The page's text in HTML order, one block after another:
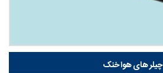
چیلر های هوا خنک